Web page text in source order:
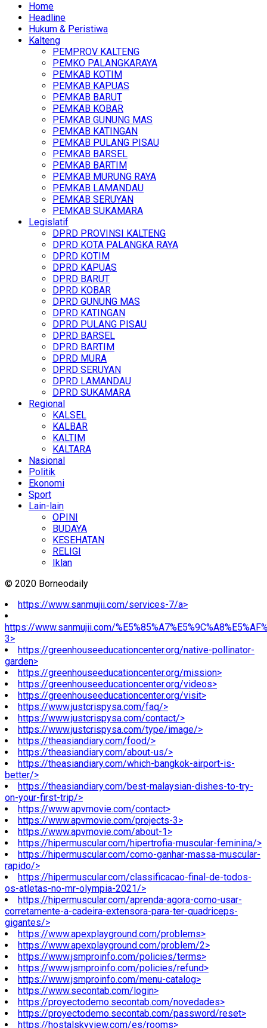
Home
Headline
Hukum & Peristiwa
Kalteng
PEMPROV KALTENG
PEMKO PALANGKARAYA
PEMKAB KOTIM
PEMKAB KAPUAS
PEMKAB BARUT
PEMKAB KOBAR
PEMKAB GUNUNG MAS
PEMKAB KATINGAN
PEMKAB PULANG PISAU
PEMKAB BARSEL
PEMKAB BARTIM
PEMKAB MURUNG RAYA
PEMKAB LAMANDAU
PEMKAB SERUYAN
PEMKAB SUKAMARA
Legislatif
DPRD PROVINSI KALTENG
DPRD KOTA PALANGKA RAYA
DPRD KOTIM
DPRD KAPUAS
DPRD BARUT
DPRD KOBAR
DPRD GUNUNG MAS
DPRD KATINGAN
DPRD PULANG PISAU
DPRD BARSEL
DPRD BARTIM
DPRD MURA
DPRD SERUYAN
DPRD LAMANDAU
DPRD SUKAMARA
Regional
KALSEL
KALBAR
KALTIM
KALTARA
Nasional
Politik
Ekonomi
Sport
Lain-lain
OPINI
BUDAYA
KESEHATAN
RELIGI
Iklan
© 2020 Borneodaily
https://www.sanmujii.com/services-7/a>
https://www.sanmujii.com/
3>
https://greenhouseeducationcenter.org/native-pollinator-
garden>
https://greenhouseeducationcenter.org/mission>
https://greenhouseeducationcenter.org/videos>
https://greenhouseeducationcenter.org/visit>
https://www.justcrispysa.com/faq/>
https://www.justcrispysa.com/contact/>
https://www.justcrispysa.com/type/image/>
https://theasiandiary.com/food/>
https://theasiandiary.com/about-us/>
https://theasiandiary.com/which-bangkok-airport-is-
better/>
https://theasiandiary.com/best-malaysian-dishes-to-try-
on-your-first-trip/>
https://www.apvmovie.com/contact>
https://www.apvmovie.com/projects-3>
https://www.apvmovie.com/about-1>
https://hipermuscular.com/hipertrofia-muscular-feminina/>
https://hipermuscular.com/como-ganhar-massa-muscular-
rapido/>
https://hipermuscular.com/classificacao-final-de-todos-
os-atletas-no-mr-olympia-2021/>
https://hipermuscular.com/aprenda-agora-como-usar-
corretamente-a-cadeira-extensora-para-ter-quadriceps-
gigantes/>
https://www.apexplayground.com/problems>
https://www.apexplayground.com/problem/2>
https://www.jsmproinfo.com/policies/terms>
https://www.jsmproinfo.com/policies/refund>
https://www.jsmproinfo.com/menu-catalog>
https://www.secontab.com/login>
https://proyectodemo.secontab.com/novedades>
https://proyectodemo.secontab.com/password/reset>
https://hostalskyview.com/es/rooms>